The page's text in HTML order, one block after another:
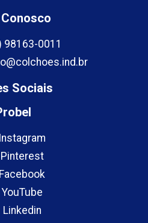
98163-0011
Sociais
Instagram
Pinterest
Facebook
YouTube
Linkedin